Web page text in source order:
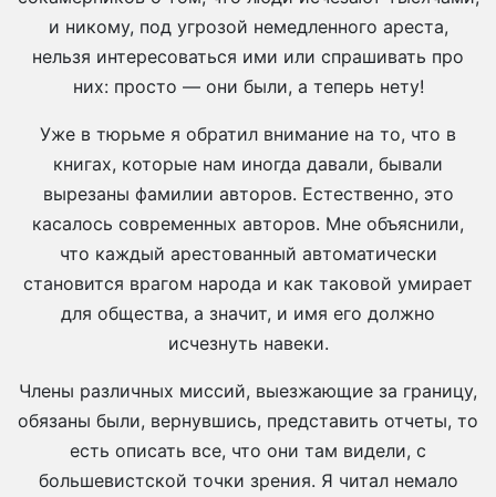
и никому, под угрозой немедленного ареста,
нельзя интересоваться ими или спрашивать про
них: просто — они были, а теперь нету!
Уже в тюрьме я обратил внимание на то, что в
книгах, которые нам иногда давали, бывали
вырезаны фамилии авторов. Естественно, это
касалось современных авторов. Мне объяснили,
что каждый арестованный автоматически
становится врагом народа и как таковой умирает
для общества, а значит, и имя его должно
исчезнуть навеки.
Члены различных миссий, выезжающие за границу,
обязаны были, вернувшись, представить отчеты, то
есть описать все, что они там видели, с
большевистской точки зрения. Я читал немало